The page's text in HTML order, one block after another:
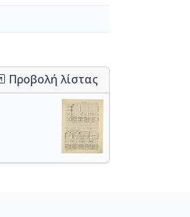
Προβολή λίστας